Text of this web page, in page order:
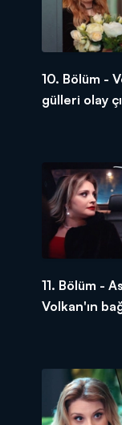
10. Bölüm -
gülleri olay
11. Bölüm -
Volkan'ın